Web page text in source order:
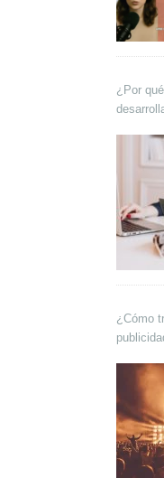
¿Por
¿Cómo